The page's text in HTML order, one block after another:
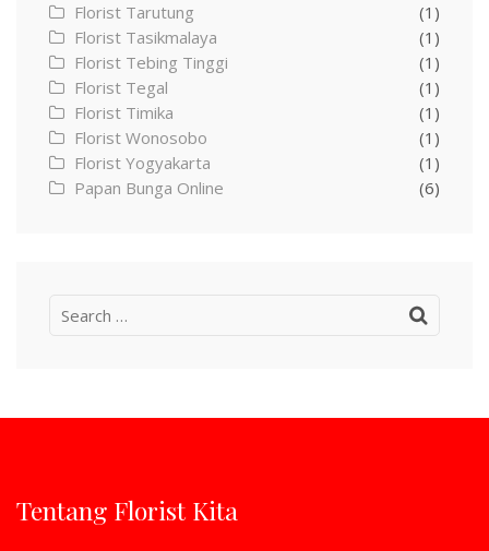
Florist Tarutung
(1)
Florist Tasikmalaya
(1)
Florist Tebing Tinggi
(1)
Florist Tegal
(1)
Florist Timika
(1)
Florist Wonosobo
(1)
Florist Yogyakarta
(1)
Papan Bunga Online
(6)
Search
Tentang Florist Kita